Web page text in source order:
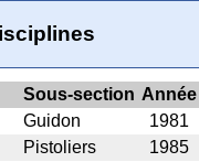
Sous-section Année
Guidon
1981
Pistoliers
1985